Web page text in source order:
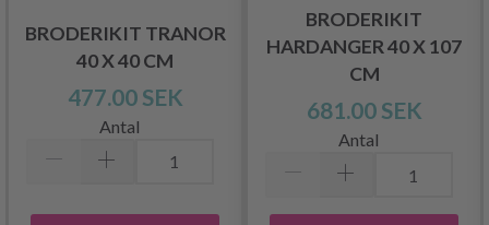
BRODERIKIT TRANOR
40 X 40 CM
477.00 SEK
Antal
BRODERIKIT
HARDANGER 40 X 107
CM
681.00 SEK
Antal